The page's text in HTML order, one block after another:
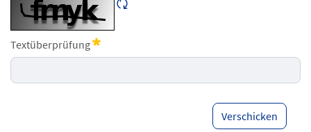
Textüberprüfung
Erforderlich
Verschicken